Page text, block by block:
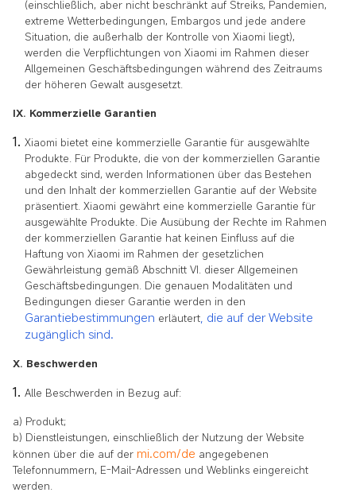
(einschließlich, aber nicht beschränkt auf Streiks, Pandemien,
extreme Wetterbedingungen, Embargos und jede andere
Situation, die außerhalb der Kontrolle von Xiaomi liegt),
werden die Verpflichtungen von Xiaomi im Rahmen dieser
Allgemeinen Geschäftsbedingungen während des Zeitraums
der höheren Gewalt ausgesetzt.
IX. Kommerzielle Garantien
Xiaomi bietet eine kommerzielle Garantie für ausgewählte
Produkte. Für Produkte, die von der kommerziellen Garantie
abgedeckt sind, werden Informationen über das Bestehen
und den Inhalt der kommerziellen Garantie auf der Website
präsentiert. Xiaomi gewährt eine kommerzielle Garantie für
ausgewählte Produkte. Die Ausübung der Rechte im Rahmen
der kommerziellen Garantie hat keinen Einfluss auf die
Haftung von Xiaomi im Rahmen der gesetzlichen
Gewährleistung gemäß Abschnitt VI. dieser Allgemeinen
Geschäftsbedingungen. Die genauen Modalitäten und
Bedingungen dieser Garantie werden in den
Garantiebestimmungen erläutert , die auf der Website
zugänglich sind.
X. Beschwerden
Alle Beschwerden in Bezug auf:
a) Produkt;
b) Dienstleistungen, einschließlich der Nutzung der Website
können über die auf der mi.com/de angegebenen
Telefonnummern, E-Mail-Adressen und Weblinks eingereicht
werden.